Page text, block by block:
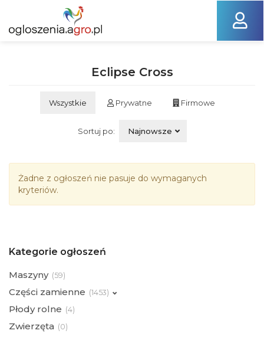
Eclipse Cross
Wszystkie Prywatne Firmowe
Sortuj po: Najnowsze
Żadne z ogłoszeń nie pasuje do wymaganych
kryteriów.
Kategorie ogłoszeń
Maszyny (59)
Części zamienne (1453)
Płody rolne (4)
Zwierzęta (0)